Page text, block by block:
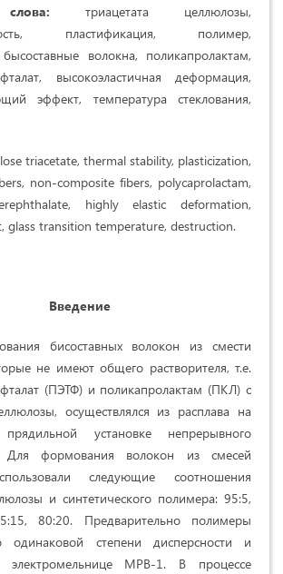
триацетата целлюлозы,
пластификация, полимер,
волокна, поликапролактам,
высокоэластичная деформация,
эффект, температура стеклования,
triacetate, thermal stability, plasticization,
non-composite fibers, polycaprolactam,
highly elastic deformation,
glass transition temperature, destruction.
Введение
бисоставных волокон из смести
не имеют общего растворителя, т.е.
(ПЭТФ) и поликапролактам (ПКЛ) с
осуществлялся из расплава на
установке непрерывного
Для формования волокон из смесей
следующие соотношения
и синтетического полимера: 95:5,
80:20. Предварительно полимеры
одинаковой степени дисперс­ности и
электромельнице МРВ-1. В процессе